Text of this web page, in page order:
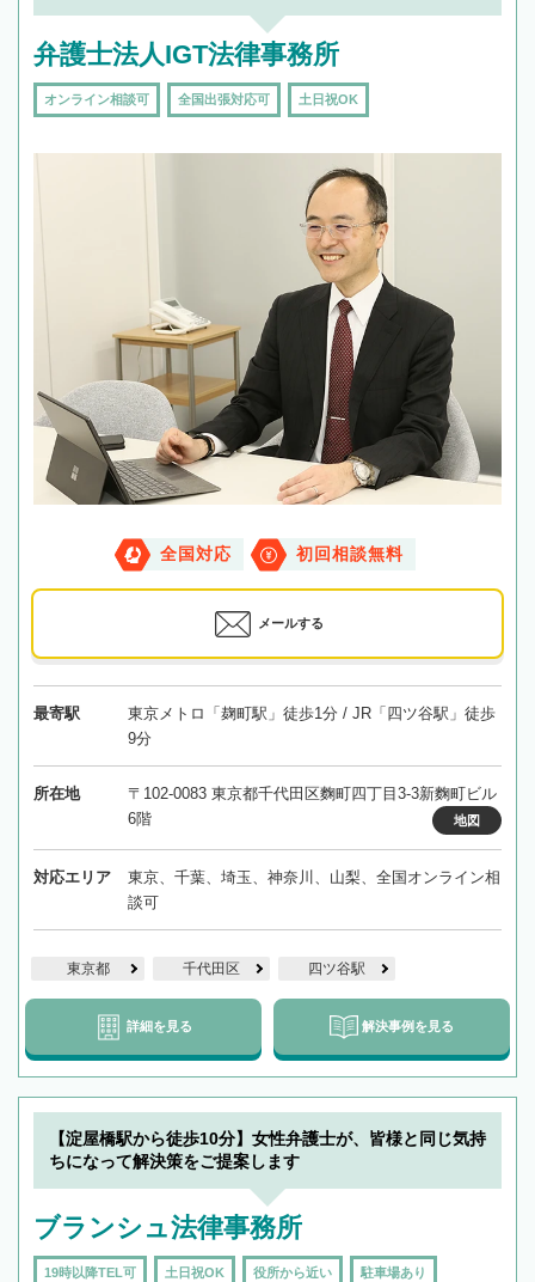
弁護士法人IGT法律事務所
オンライン相談可 全国出張対応可 土日祝OK
全国対応 初回相談無料
メールする
最寄駅
東京メトロ「麹町駅」徒歩1分 / JR「四ツ谷駅」徒歩
9分
所在地
〒102-0083 東京都千代田区麴町四丁目3-3新麴町ビル
6階
地図
対応エリア
東京、千葉、埼玉、神奈川、山梨、全国オンライン相
談可
東京都 千代田区 四ツ谷駅
詳細を見る 解決事例を見る
【淀屋橋駅から徒歩10分】女性弁護士が、皆様と同じ気持
ちになって解決策をご提案します
ブランシュ法律事務所
19時以降TEL可 土日祝OK 役所から近い 駐車場あり